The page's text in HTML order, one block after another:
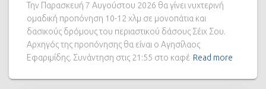
Την Παρασκευή 7 Αυγούστου 2026 θα γίνει νυχτερινή
ομαδική προπόνηση 10-12 χλμ σε μονοπάτια και
δασικούς δρόμους του περιαστικού δάσους Σέιχ Σου.
Αρχηγός της προπόνησης θα είναι ο Αγησίλαος
Εφαριμίδης. Συνάντηση στις 21:55 στο καφέ Read more